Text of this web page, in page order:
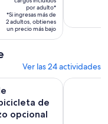
de
$87.
por
por adulto*
*Si ingresas más de
2 adultos, obtienes
un precio más bajo
Ver las 24 actividades
de
opcional
de vino con
Tour en